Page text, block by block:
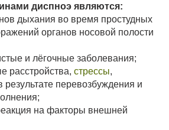
диспноэ являются:
дыхания во время простудных
органов носовой полости
и лёгочные заболевания;
расстройства, стрессы,
перевозбуждения и
на факторы внешней